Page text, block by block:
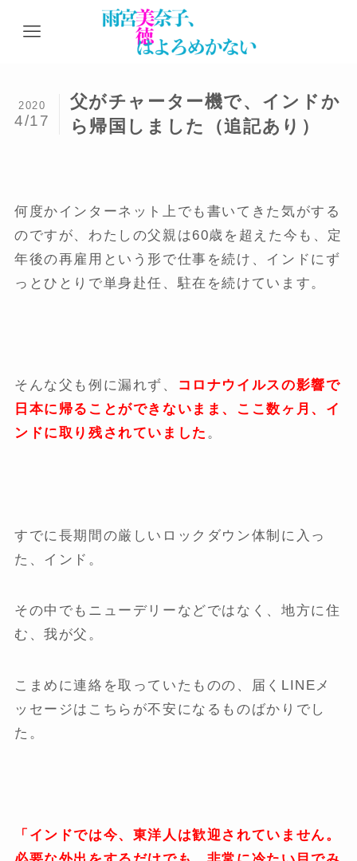
父がチャーター機で、インドか
ら帰国しました（追記あり）
2020
4/17
何度かインターネット上でも書いてきた気がする
のですが、わたしの父親は60歳を超えた今も、定
年後の再雇用という形で仕事を続け、インドにず
っとひとりで単身赴任、駐在を続けています。
そんな父も例に漏れず、
コロナウイルスの影響で
日本に帰ることができないまま、ここ数ヶ月、イ
ンドに取り残されていました 。
すでに長期間の厳しいロックダウン体制に入っ
た、インド。
その中でもニューデリーなどではなく、地方に住
む、我が父。
こまめに連絡を取っていたものの、届くLINEメ
ッセージはこちらが不安になるものばかりでし
た。
「インドでは今、東洋人は歓迎されていません。